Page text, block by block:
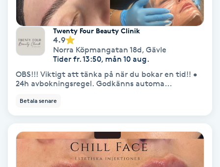
Mixfransar
Nagelförlängning
Nagelförlängning akryl
Nagelförlängning gelé
Nagelförlängning silke
Twenty Four Beauty Clinik
4.9
Norra Köpmangatan 18d, Gävle
Tider fr. 13:50, mån 10 aug.
OBS!!! Viktigt att tänka på när du bokar en tid!! •
24h avbokningsregel. Godkänns automa...
Betala senare